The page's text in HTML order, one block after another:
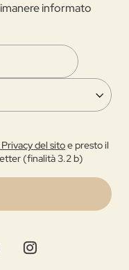
informato
del sitoe presto il
(finalità 3.2 b)